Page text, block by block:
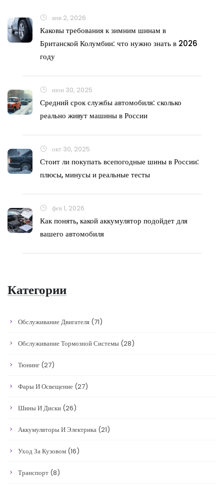
янв 2, 2026
Каковы требования к зимним шинам в
Британской Колумбии: что нужно знать в 2026
году
июн 30, 2025
Средний срок службы автомобиля: сколько
реально живут машины в России
окт 30, 2025
Стоит ли покупать всепогодные шины в России:
плюсы, минусы и реальные тесты
фев 1, 2026
Как понять, какой аккумулятор подойдет для
вашего автомобиля
Категории
Обслуживание Двигателя (71)
Обслуживание Тормозной Системы (28)
Тюнинг (27)
Фары И Освещение (27)
Шины И Диски (26)
Аккумуляторы И Электрика (21)
Уход За Кузовом (16)
Транспорт (8)